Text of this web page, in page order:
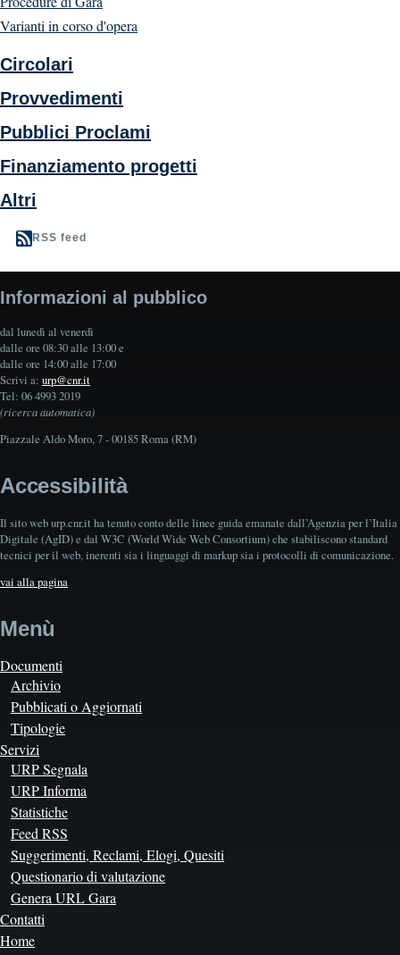
Varianti in corso d'opera
Circolari
Provvedimenti
Pubblici Proclami
Finanziamento progetti
Altri
RSS feed
Informazioni al pubblico
dal lunedì al venerdì
dalle ore 08:30 alle 13:00 e
dalle ore 14:00 alle 17:00
Scrivi a: urp@cnr.it
Tel: 06 4993 2019
(ricerca automatica)
Piazzale Aldo Moro, 7 - 00185 Roma (RM)
Accessibilità
Il sito web urp.cnr.it ha tenuto conto delle linee guida emanate dall’Agenzia per l’Italia
Digitale (AgID) e dal W3C (World Wide Web Consortium) che stabiliscono standard
tecnici per il web, inerenti sia i linguaggi di markup sia i protocolli di comunicazione.
vai alla pagina
Menù
Documenti
Archivio
Pubblicati o Aggiornati
Tipologie
Servizi
URP Segnala
URP Informa
Statistiche
Feed RSS
Suggerimenti, Reclami, Elogi, Quesiti
Questionario di valutazione
Genera URL Gara
Contatti
Home